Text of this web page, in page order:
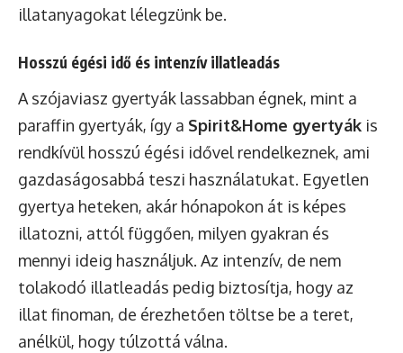
illatanyagokat lélegzünk be.
Hosszú égési idő és intenzív illatleadás
A szójaviasz gyertyák lassabban égnek, mint a
paraffin gyertyák, így a Spirit&Home gyertyák is
rendkívül hosszú égési idővel rendelkeznek, ami
gazdaságosabbá teszi használatukat. Egyetlen
gyertya heteken, akár hónapokon át is képes
illatozni, attól függően, milyen gyakran és
mennyi ideig használjuk. Az intenzív, de nem
tolakodó illatleadás pedig biztosítja, hogy az
illat finoman, de érezhetően töltse be a teret,
anélkül, hogy túlzottá válna.